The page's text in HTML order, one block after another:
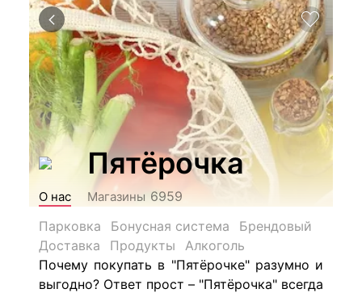
Пятёрочка
О нас Магазины 6959
Парковка
Бонусная система
Брендовый
Доставка
Продукты
Алкоголь
Почему покупать в "Пятёрочке" разумно и
выгодно? Ответ прост – "Пятёрочка" всегда